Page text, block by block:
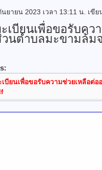
ยายน 2023 เวลา 13:11 น. เขี
เบียนเพื่อขอรับคว
วนตำบลมะขามล้ม
เบียนเพื่อขอรับความช่วยเหลือต่